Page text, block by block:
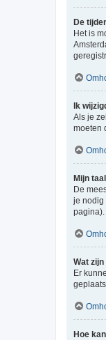
De
Het is
Ik
Als je
moeten
Mijn
De
je nodig
pagina).
Wat
Er
Hoe